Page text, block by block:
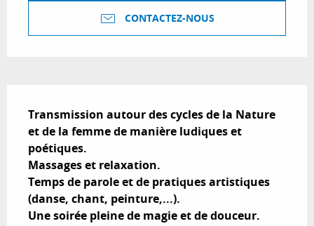
CONTACTEZ-NOUS
Transmission autour des cycles de la Nature
et de la femme de manière ludiques et
poétiques.
Massages et relaxation.
Temps de parole et de pratiques artistiques
(danse, chant, peinture,...).
Une soirée pleine de magie et de douceur.